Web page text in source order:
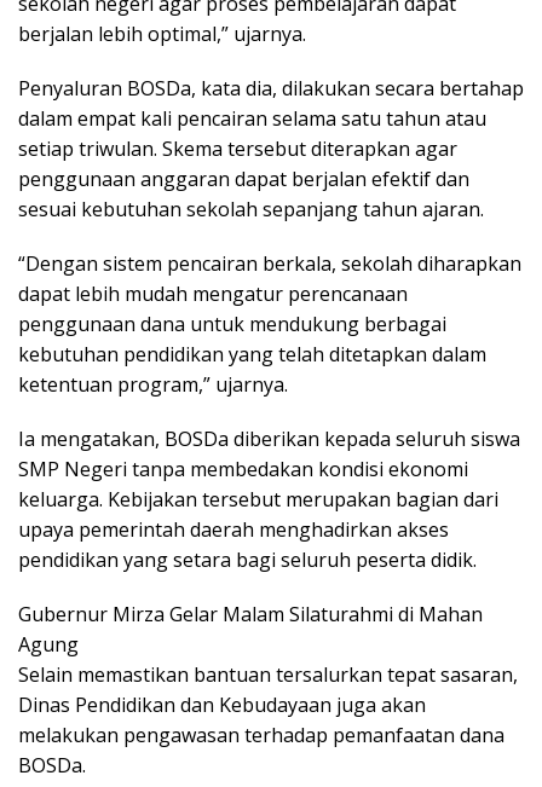
berjalan lebih optimal,” ujarnya.
Penyaluran BOSDa, kata dia, dilakukan secara bertahap
dalam empat kali pencairan selama satu tahun atau
setiap triwulan. Skema tersebut diterapkan agar
penggunaan anggaran dapat berjalan efektif dan
sesuai kebutuhan sekolah sepanjang tahun ajaran.
“Dengan sistem pencairan berkala, sekolah diharapkan
dapat lebih mudah mengatur perencanaan
penggunaan dana untuk mendukung berbagai
kebutuhan pendidikan yang telah ditetapkan dalam
ketentuan program,” ujarnya.
Ia mengatakan, BOSDa diberikan kepada seluruh siswa
SMP Negeri tanpa membedakan kondisi ekonomi
keluarga. Kebijakan tersebut merupakan bagian dari
upaya pemerintah daerah menghadirkan akses
pendidikan yang setara bagi seluruh peserta didik.
Gubernur Mirza Gelar Malam Silaturahmi di Mahan
Agung
Selain memastikan bantuan tersalurkan tepat sasaran,
Dinas Pendidikan dan Kebudayaan juga akan
melakukan pengawasan terhadap pemanfaatan dana
BOSDa.